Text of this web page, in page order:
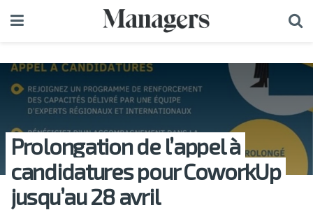
Prolongation de l’appel à
candidatures pour CoworkUp
jusqu’au 28 avril